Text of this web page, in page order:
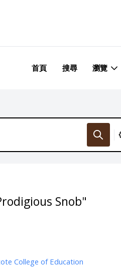
首頁 搜尋 瀏覽
Snob"
College of Education